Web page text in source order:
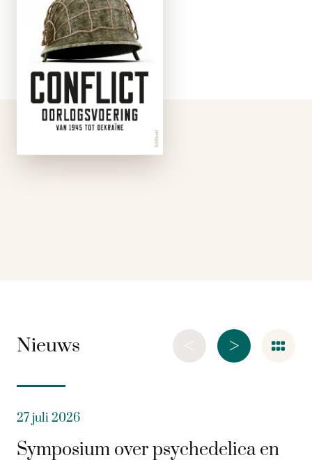
In Conflict
onderzoeken
historicus Andrew
Roberts en generaal
David Petraeus hoe
moderne
oorlogsvoering zich
sinds de Tweede
Wereldoorlog heeft
en Roberts
Nieuws >
<
27 juli 2026
Symposium over psychedelica en